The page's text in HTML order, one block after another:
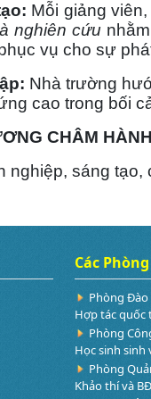
Mỗi giảng
nghiên cứu
vụ cho sự
Nhà trường
cao trong bối
CHÂM
sáng tạo,
Các Phòng
Phòng
Hợp tác quốc
Phòng
Học sinh sinh
Phòng
Khảo thí và